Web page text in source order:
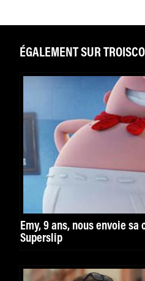
ÉGALEMENT SUR
Emy, 9 ans, nous envoie
Superslip